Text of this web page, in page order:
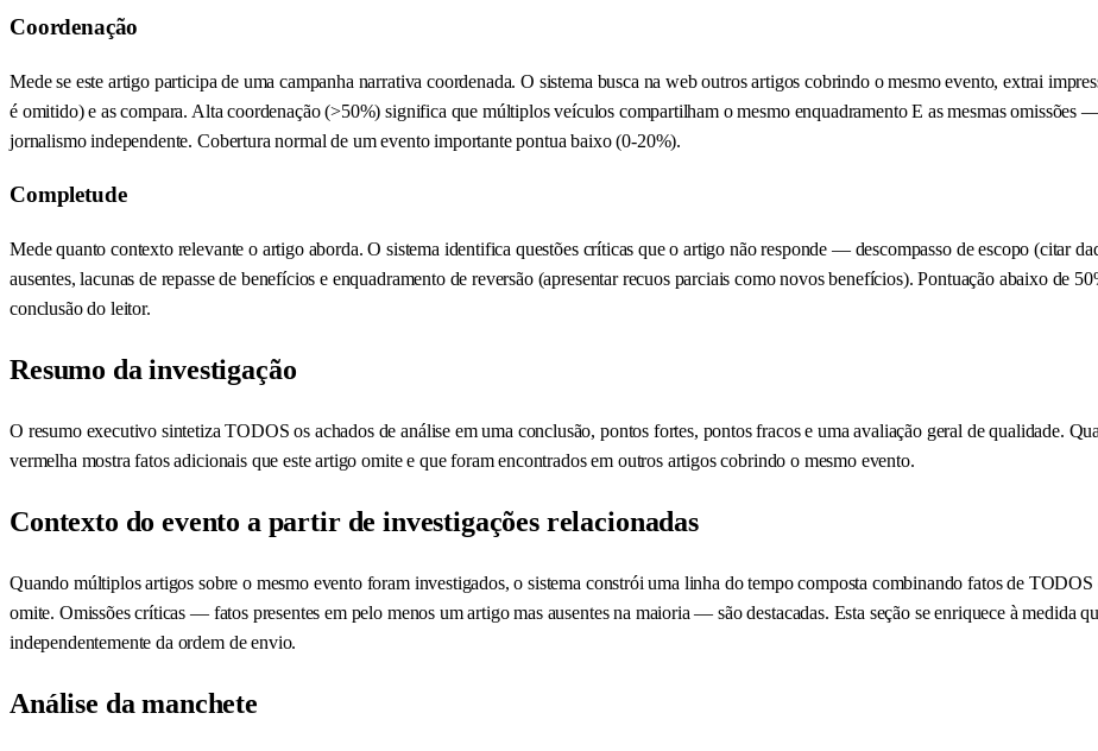
Coordenação
Mede se este artigo participa de uma campanha narrativa coordenada. O sistema busca na web outros artigos cobrindo o mesmo evento, extrai
é omitido) e as compara. Alta coordenação (>50%) significa que múltiplos veículos compartilham o mesmo enquadramento E as mesmas omissões
jornalismo independente. Cobertura normal de um evento importante pontua baixo (0-20%).
Completude
Mede quanto contexto relevante o artigo aborda. O sistema identifica questões críticas que o artigo não responde — descompasso de escopo (citar
ausentes, lacunas de repasse de benefícios e enquadramento de reversão (apresentar recuos parciais como novos benefícios). Pontuação abaixo de
conclusão do leitor.
Resumo da investigação
O resumo executivo sintetiza TODOS os achados de análise em uma conclusão, pontos fortes, pontos fracos e uma avaliação geral de qualidade.
vermelha mostra fatos adicionais que este artigo omite e que foram encontrados em outros artigos cobrindo o mesmo evento.
Contexto do evento a partir de investigações relacionadas
Quando múltiplos artigos sobre o mesmo evento foram investigados, o sistema constrói uma linha do tempo composta combinando fatos de
omite. Omissões críticas — fatos presentes em pelo menos um artigo mas ausentes na maioria — são destacadas. Esta seção se enriquece à medida
independentemente da ordem de envio.
Análise da manchete